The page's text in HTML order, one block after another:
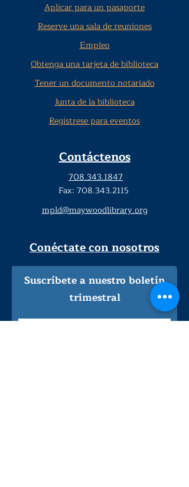
Aplicar para un pasaporte
Reserve una sala de reuniones
Empleo
Obtenga una tarjeta de biblioteca
Tener un documento notariado
Junta de la biblioteca
Regístrese para eventos
Contáctenos
708.343.1847
Fax: 708.343.2115
mpld@maywoodlibrary.org
Conéctate con nosotros
Suscríbete a nuestro boletín
trimestral